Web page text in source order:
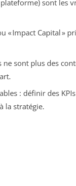
sont les
« Impact Capital »
sont plus des
: définir des
la stratégie.